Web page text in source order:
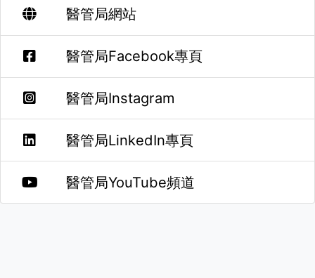
醫管局網站
醫管局Facebook專頁
醫管局Instagram
醫管局LinkedIn專頁
醫管局YouTube頻道